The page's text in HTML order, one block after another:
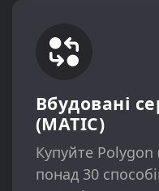
Вбудовані
(MATIC)
Купуйте
понад 30